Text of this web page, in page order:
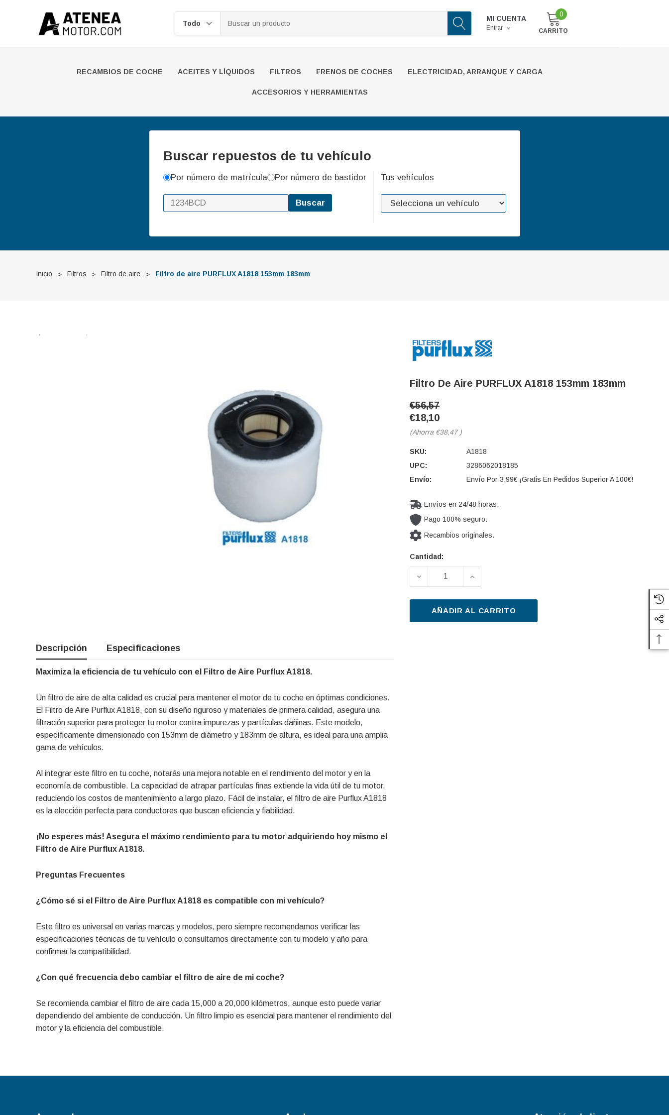
MI CUENTA
Entrar
0
CARRITO
RECAMBIOS DE COCHE ACEITES Y LÍQUIDOS FILTROS FRENOS DE COCHES ELECTRICIDAD, ARRANQUE Y CARGA
ACCESORIOS Y HERRAMIENTAS
Buscar repuestos de tu vehículo
Por número de matrícula Por número de bastidor
Buscar
Tus vehículos
Inicio Filtros Filtro de aire Filtro de aire PURFLUX A1818 153mm 183mm
Filtro De Aire PURFLUX A1818 153mm 183mm
€56,57
€18,10
(Ahorra €38,47 )
SKU:
A1818
UPC:
3286062018185
Envío:
Envío Por 3,99€ ¡Gratis En Pedidos Superior A 100€!
Envíos en 24/48 horas.
Pago 100% seguro.
Recambios originales.
Cantidad
Cantidad:
DISMINUIR LA CANTIDAD DE FILTRO DE AIRE PURFLUX A1818
AUMENTAR LA CANTIDAD DE FILTRO DE AIRE
AÑADIR AL CARRITO
Descripción Especificaciones
Maximiza la eficiencia de tu vehículo con el Filtro de Aire Purflux A1818.
Un filtro de aire de alta calidad es crucial para mantener el motor de tu coche en óptimas condiciones.
El Filtro de Aire Purflux A1818, con su diseño riguroso y materiales de primera calidad, asegura una
filtración superior para proteger tu motor contra impurezas y partículas dañinas. Este modelo,
específicamente dimensionado con 153mm de diámetro y 183mm de altura, es ideal para una amplia
gama de vehículos.
Al integrar este filtro en tu coche, notarás una mejora notable en el rendimiento del motor y en la
economía de combustible. La capacidad de atrapar partículas finas extiende la vida útil de tu motor,
reduciendo los costos de mantenimiento a largo plazo. Fácil de instalar, el filtro de aire Purflux A1818
es la elección perfecta para conductores que buscan eficiencia y fiabilidad.
¡No esperes más! Asegura el máximo rendimiento para tu motor adquiriendo hoy mismo el
Filtro de Aire Purflux A1818.
Preguntas Frecuentes
¿Cómo sé si el Filtro de Aire Purflux A1818 es compatible con mi vehículo?
Este filtro es universal en varias marcas y modelos, pero siempre recomendamos verificar las
especificaciones técnicas de tu vehículo o consultarnos directamente con tu modelo y año para
confirmar la compatibilidad.
¿Con qué frecuencia debo cambiar el filtro de aire de mi coche?
Se recomienda cambiar el filtro de aire cada 15,000 a 20,000 kilómetros, aunque esto puede variar
dependiendo del ambiente de conducción. Un filtro limpio es esencial para mantener el rendimiento del
motor y la eficiencia del combustible.